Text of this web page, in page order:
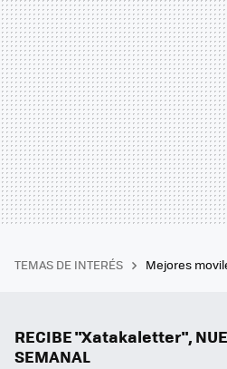
TEMAS DE INTERÉS Mejores
RECIBE "Xatakaletter",
SEMANAL